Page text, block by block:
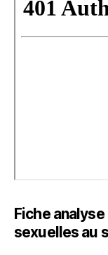
Fiche
sexuelles au